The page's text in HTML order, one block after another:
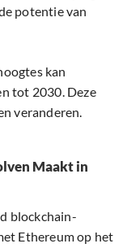
potentie van
kan
tot 2030. Deze
veranderen.
Maakt in
blockchain-
Ethereum op het